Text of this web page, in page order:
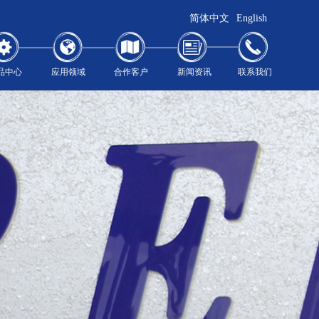
简体中文 English
应用领域 合作客户 新闻资讯 联系我们
中心